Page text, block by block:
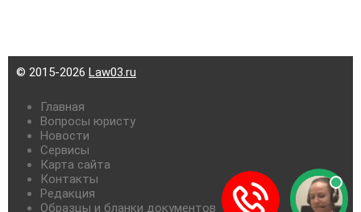
© 2015-2026 Law03.ru
Главная
Вопросы юристу
Новости
Сервисы
Карта сайта
Контакты
Редакция
Образцы и бланки документов